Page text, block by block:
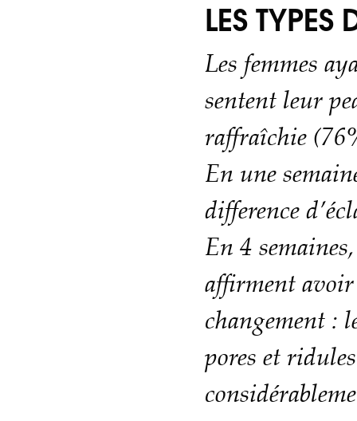
LES TYPES
Les femmes
sentent leur
raffraîchie
En une
difference
En 4
affirment
changement :
pores et